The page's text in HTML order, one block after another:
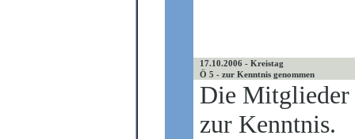
17.10.2006 - Kreistag
Ö 5 - zur Kenntnis genommen
Die Mitglieder
zur Kenntnis.